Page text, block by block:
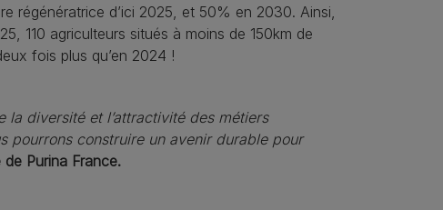
régénératrice d’ici 2025, et 50% en 2030. Ainsi,
110 agriculteurs situés à moins de 150km de
fois plus qu’en 2024 !
la diversité et l’attractivité des métiers
pourrons construire un avenir durable pour
de Purina France.